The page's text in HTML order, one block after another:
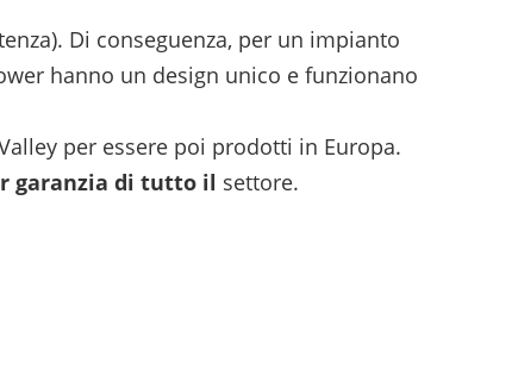
Di conseguenza, per un impianto
hanno un design unico e funzionano
per essere poi prodotti in Europa.
garanzia di tutto il settore.